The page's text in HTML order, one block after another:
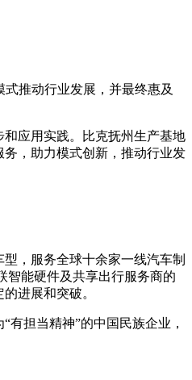
推动行业发展，并最终惠及
应用实践。比克抚州生产基地
，助力模式创新，推动行业发
，服务全球十余家一线汽车制
智能硬件及共享出行服务商的
进展和突破。
担当精神”的中国民族企业，